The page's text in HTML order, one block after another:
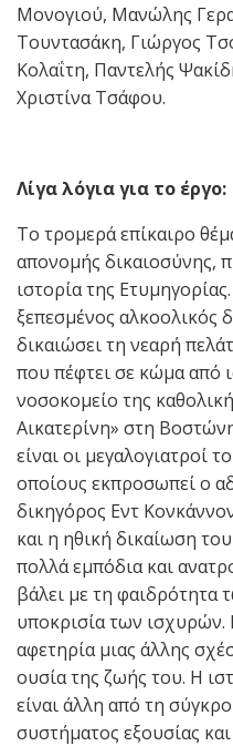
Μονογιού, Μανώλης
Τουντασάκη, Γιώργος
Κολαΐτη, Παντελής
Χριστίνα Τσάφου.
Λίγα λόγια για το έργο:
Το τρομερά επίκαιρο
απονομής δικαιοσύνης,
ιστορία της
ξεπεσμένος αλκοολικός
δικαιώσει τη νεαρή
που πέφτει σε κώμα από
νοσοκομείο της
Αικατερίνη» στη
είναι οι μεγαλογιατροί
οποίους εκπροσωπεί ο
δικηγόρος Εντ
και η ηθική δικαίωση
πολλά εμπόδια και
βάλει με τη φαιδρότητα
υποκρισία των ισχυρών.
αφετηρία μιας άλλης
ουσία της ζωής του. Η
είναι άλλη από τη
συστήματος εξουσίας